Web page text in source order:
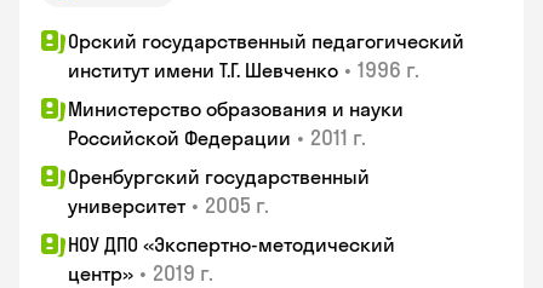
Орский государственный педагогический
институт имени Т.Г. Шевченко • 1996 г.
Министерство образования и науки
Российской Федерации • 2011 г.
Оренбургский государственный
университет • 2005 г.
НОУ ДПО «Экспертно-методический
центр» • 2019 г.